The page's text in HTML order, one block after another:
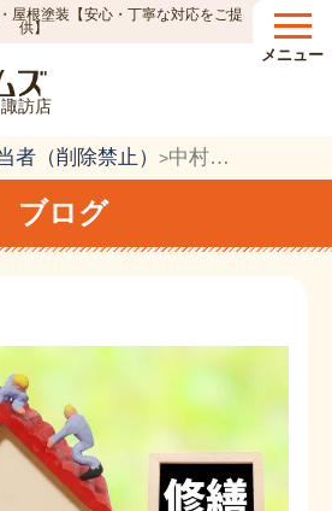
屋根塗装【安心・丁寧な対応をご提
供】
訪店
メニュー
者（削除禁止） > 中村常男
ブログ